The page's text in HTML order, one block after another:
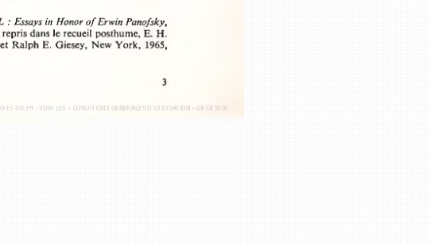
: Essays in Honor o f Erwin Panofsky,
repris dans le recueil posthume, E. H.
Ralph E.  Giesey,  New York,  1965,
3
ET-SIE.FR - VOIR LES « CONDITIONS GÉNÉRALES D’UTILISATION » DE CE SITE.